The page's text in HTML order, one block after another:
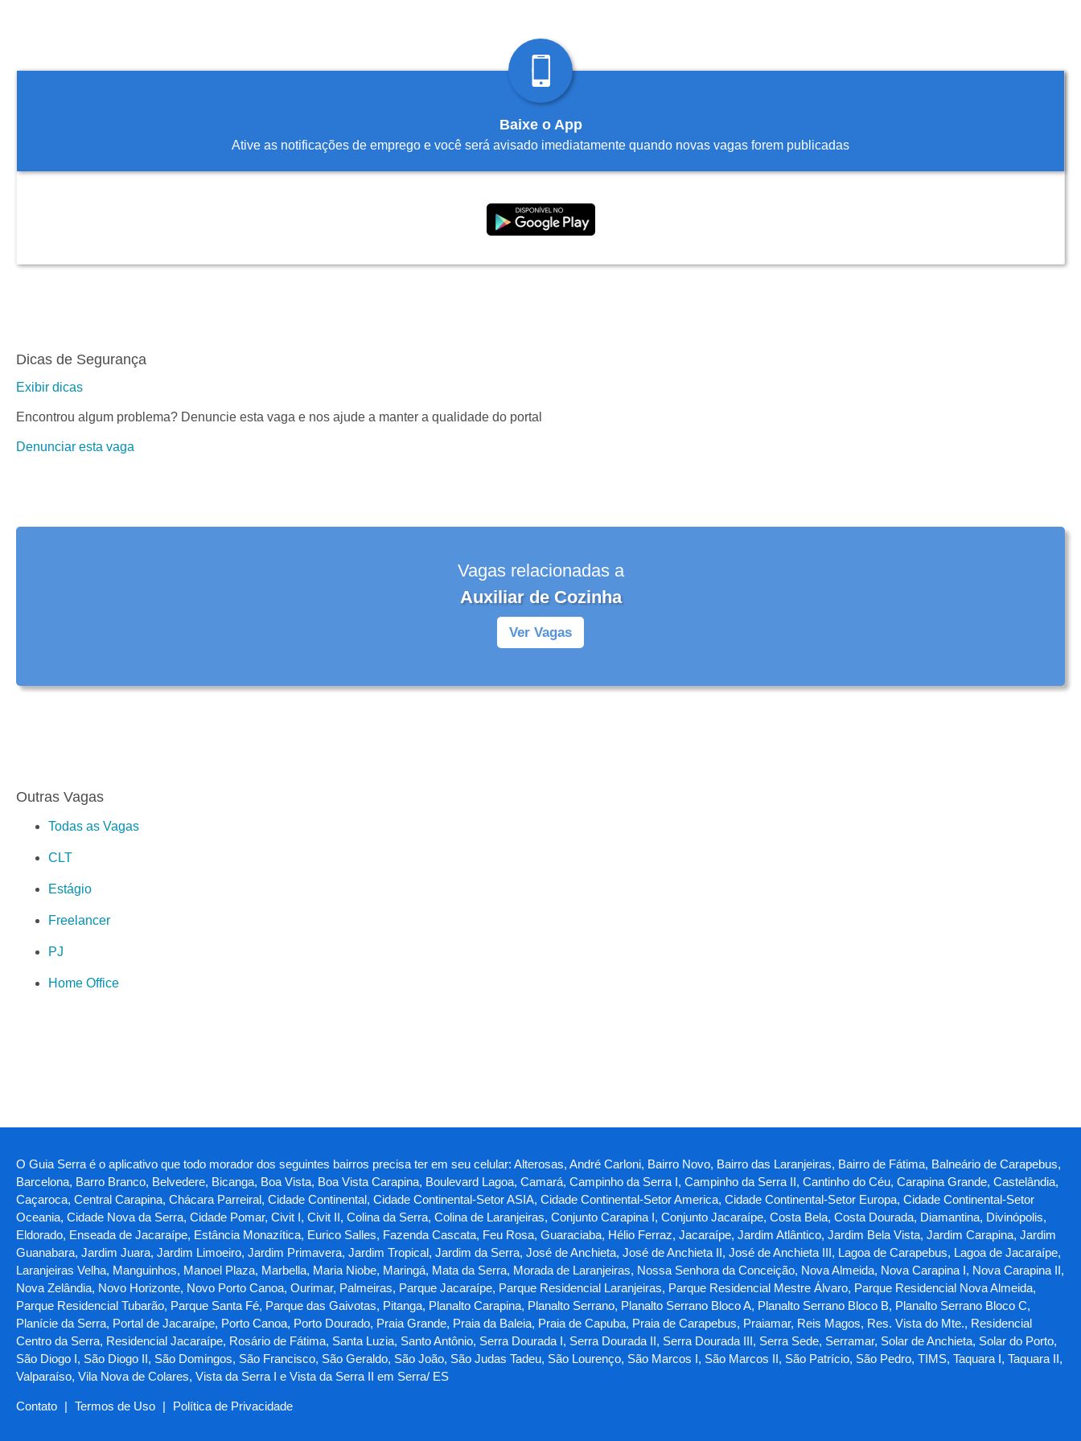
Baixe o App
Ative as notificações de emprego e você será avisado imediatamente quando novas vagas forem publicadas
Dicas de Segurança
Exibir dicas
Encontrou algum problema? Denuncie esta vaga e nos ajude a manter a qualidade do portal
Denunciar esta vaga
Vagas relacionadas a
Auxiliar de Cozinha
Ver Vagas
Outras Vagas
Todas as Vagas
CLT
Estágio
Freelancer
PJ
Home Office
O Guia Serra é o aplicativo que todo morador dos seguintes bairros precisa ter em seu celular: Alterosas, André Carloni, Bairro Novo, Bairro das Laranjeiras, Bairro de Fátima, Balneário de Carapebus,
Barcelona, Barro Branco, Belvedere, Bicanga, Boa Vista, Boa Vista Carapina, Boulevard Lagoa, Camará, Campinho da Serra I, Campinho da Serra II, Cantinho do Céu, Carapina Grande, Castelândia,
Caçaroca, Central Carapina, Chácara Parreiral, Cidade Continental, Cidade Continental-Setor ASIA, Cidade Continental-Setor America, Cidade Continental-Setor Europa, Cidade Continental-Setor
Oceania, Cidade Nova da Serra, Cidade Pomar, Civit I, Civit II, Colina da Serra, Colina de Laranjeiras, Conjunto Carapina I, Conjunto Jacaraípe, Costa Bela, Costa Dourada, Diamantina, Divinópolis,
Eldorado, Enseada de Jacaraípe, Estância Monazítica, Eurico Salles, Fazenda Cascata, Feu Rosa, Guaraciaba, Hélio Ferraz, Jacaraípe, Jardim Atlântico, Jardim Bela Vista, Jardim Carapina, Jardim
Guanabara, Jardim Juara, Jardim Limoeiro, Jardim Primavera, Jardim Tropical, Jardim da Serra, José de Anchieta, José de Anchieta II, José de Anchieta III, Lagoa de Carapebus, Lagoa de Jacaraípe,
Laranjeiras Velha, Manguinhos, Manoel Plaza, Marbella, Maria Niobe, Maringá, Mata da Serra, Morada de Laranjeiras, Nossa Senhora da Conceição, Nova Almeida, Nova Carapina I, Nova Carapina II,
Nova Zelândia, Novo Horizonte, Novo Porto Canoa, Ourimar, Palmeiras, Parque Jacaraípe, Parque Residencial Laranjeiras, Parque Residencial Mestre Álvaro, Parque Residencial Nova Almeida,
Parque Residencial Tubarão, Parque Santa Fé, Parque das Gaivotas, Pitanga, Planalto Carapina, Planalto Serrano, Planalto Serrano Bloco A, Planalto Serrano Bloco B, Planalto Serrano Bloco C,
Planície da Serra, Portal de Jacaraípe, Porto Canoa, Porto Dourado, Praia Grande, Praia da Baleia, Praia de Capuba, Praia de Carapebus, Praiamar, Reis Magos, Res. Vista do Mte., Residencial
Centro da Serra, Residencial Jacaraípe, Rosário de Fátima, Santa Luzia, Santo Antônio, Serra Dourada I, Serra Dourada II, Serra Dourada III, Serra Sede, Serramar, Solar de Anchieta, Solar do Porto,
São Diogo I, São Diogo II, São Domingos, São Francisco, São Geraldo, São João, São Judas Tadeu, São Lourenço, São Marcos I, São Marcos II, São Patrício, São Pedro, TIMS, Taquara I, Taquara II,
Valparaíso, Vila Nova de Colares, Vista da Serra I e Vista da Serra II em Serra/ ES
Contato | Termos de Uso | Política de Privacidade